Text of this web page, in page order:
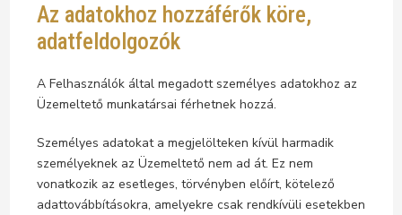
Az adatokhoz hozzáférők köre,
adatfeldolgozók
A Felhasználók által megadott személyes adatokhoz az
Üzemeltető munkatársai férhetnek hozzá.
Személyes adatokat a megjelölteken kívül harmadik
személyeknek az Üzemeltető nem ad át. Ez nem
vonatkozik az esetleges, törvényben előírt, kötelező
adattovábbításokra, amelyekre csak rendkívüli esetekben